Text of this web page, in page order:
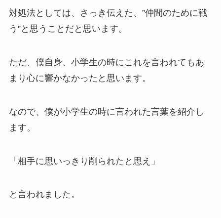
対処法としては、さっき伝えた、”仲間のために戦
う”と思うことだと思います。
ただ、僕自身、小学生の時にこれを言われてもあ
まり心に響かなかったと思います。
なので、僕が小学生の時に言われた言葉を紹介し
ます。
「相手に思いっきり削られたと思え」
と言われました。